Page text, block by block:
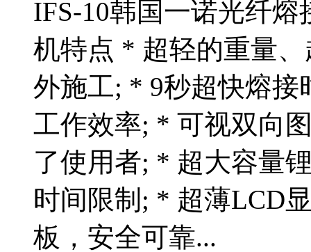
IFS-10韩国一诺光纤
机特点 * 超轻的重量
外施工; * 9秒超快熔接
工作效率; * 可视双向
了使用者; * 超大容量
时间限制; * 超薄LCD
板，安全可靠...